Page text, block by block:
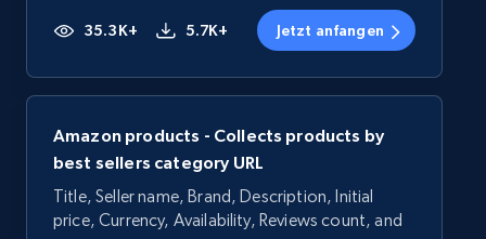
35.3K+ 5.7K+ Jetzt anfangen
Amazon products - Collects products by
best sellers category URL
Title, Seller name, Brand, Description, Initial
price, Currency, Availability, Reviews count, and